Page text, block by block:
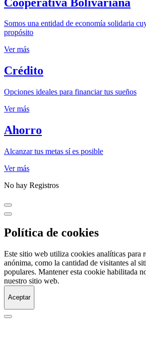
Somos una entidad de economía solidaria
propósito
Ver más
Crédito
Opciones ideales para financiar tus sueños
Ver más
Ahorro
Alcanzar tus metas sí es posible
Ver más
No hay Registros
Política de cookies
Este sitio web utiliza cookies analíticas para
anónima, como la cantidad de visitantes al
populares. Mantener esta cookie habilitada
nuestro sitio web.
Aceptar